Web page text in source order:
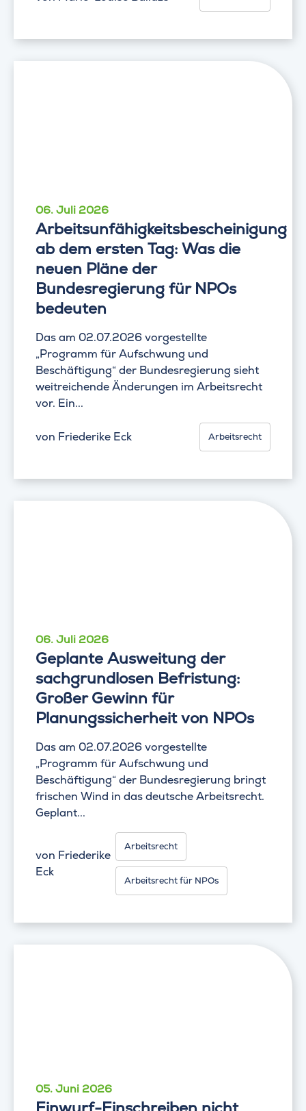
06. Juli 2026
Arbeitsunfähigkeitsbescheinigung
ab dem ersten Tag: Was die
neuen Pläne der
Bundesregierung für NPOs
bedeuten
Das am 02.07.2026 vorgestellte
„Programm für Aufschwung und
Beschäftigung“ der Bundesregierung sieht
weitreichende Änderungen im Arbeitsrecht
vor. Ein...
von Friederike Eck Arbeitsrecht
06. Juli 2026
Geplante Ausweitung der
sachgrundlosen Befristung:
Großer Gewinn für
Planungssicherheit von NPOs
Das am 02.07.2026 vorgestellte
„Programm für Aufschwung und
Beschäftigung“ der Bundesregierung bringt
frischen Wind in das deutsche Arbeitsrecht.
Geplant...
von Friederike
Eck
Arbeitsrecht
Arbeitsrecht für NPOs
05. Juni 2026